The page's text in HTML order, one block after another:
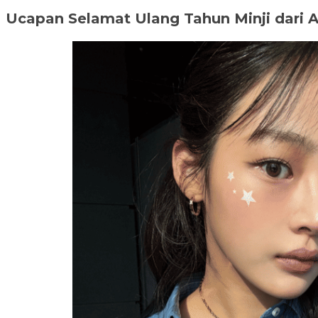
Ucapan Selamat Ulang Tahun Minji dari